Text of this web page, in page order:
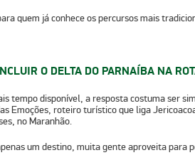
quem já conhece os percursos mais
O DELTA DO PARNAÍBA NA
tempo disponível, a resposta costuma ser
Emoções, roteiro turístico que liga
, no Maranhão.
um destino, muita gente aproveita para